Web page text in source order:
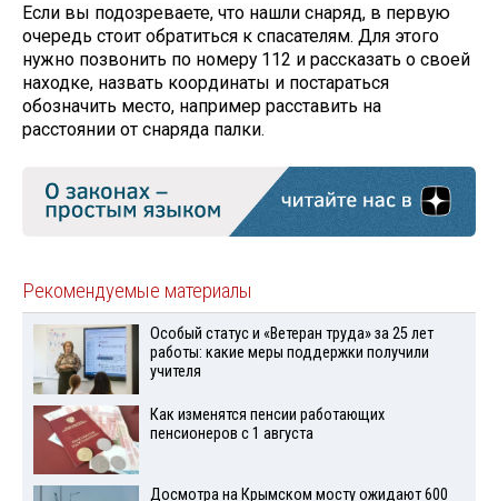
Если вы подозреваете, что нашли снаряд, в первую
очередь стоит обратиться к спасателям. Для этого
нужно позвонить по номеру 112 и рассказать о своей
находке, назвать координаты и постараться
обозначить место, например расставить на
расстоянии от снаряда палки.
Рекомендуемые материалы
Особый статус и «Ветеран труда» за 25 лет
работы: какие меры поддержки получили
учителя
Как изменятся пенсии работающих
пенсионеров с 1 августа
Досмотра на Крымском мосту ожидают 600